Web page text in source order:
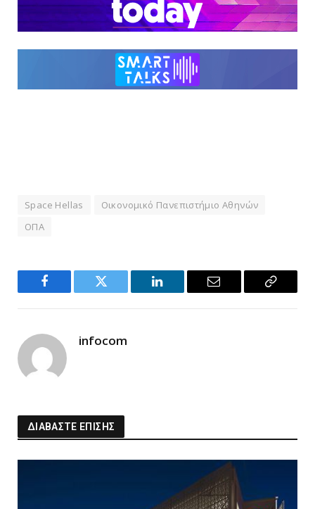
Space Hellas
Οικονομικό Πανεπιστήμιο Αθηνών
ΟΠΑ
Facebook Twitter LinkedIn Email
Copy
infocom
ΔΙΑΒΑΣΤΕ ΕΠΙΣΗΣ